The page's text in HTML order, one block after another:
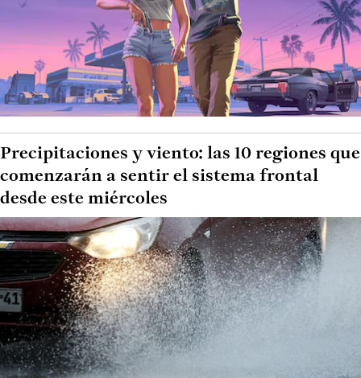
Precipitaciones y viento: las 10 regiones que
comenzarán a sentir el sistema frontal
desde este miércoles